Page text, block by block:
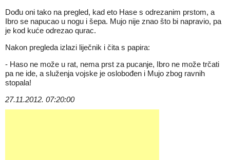
Dođu oni tako na pregled, kad eto Hase s odrezanim prstom, a
Ibro se napucao u nogu i šepa. Mujo nije znao što bi napravio, pa
je kod kuće odrezao qurac.
Nakon pregleda izlazi liječnik i čita s papira:
- Haso ne može u rat, nema prst za pucanje, Ibro ne može trčati
pa ne ide, a služenja vojske je oslobođen i Mujo zbog ravnih
stopala!
27.11.2012. 07:20:00